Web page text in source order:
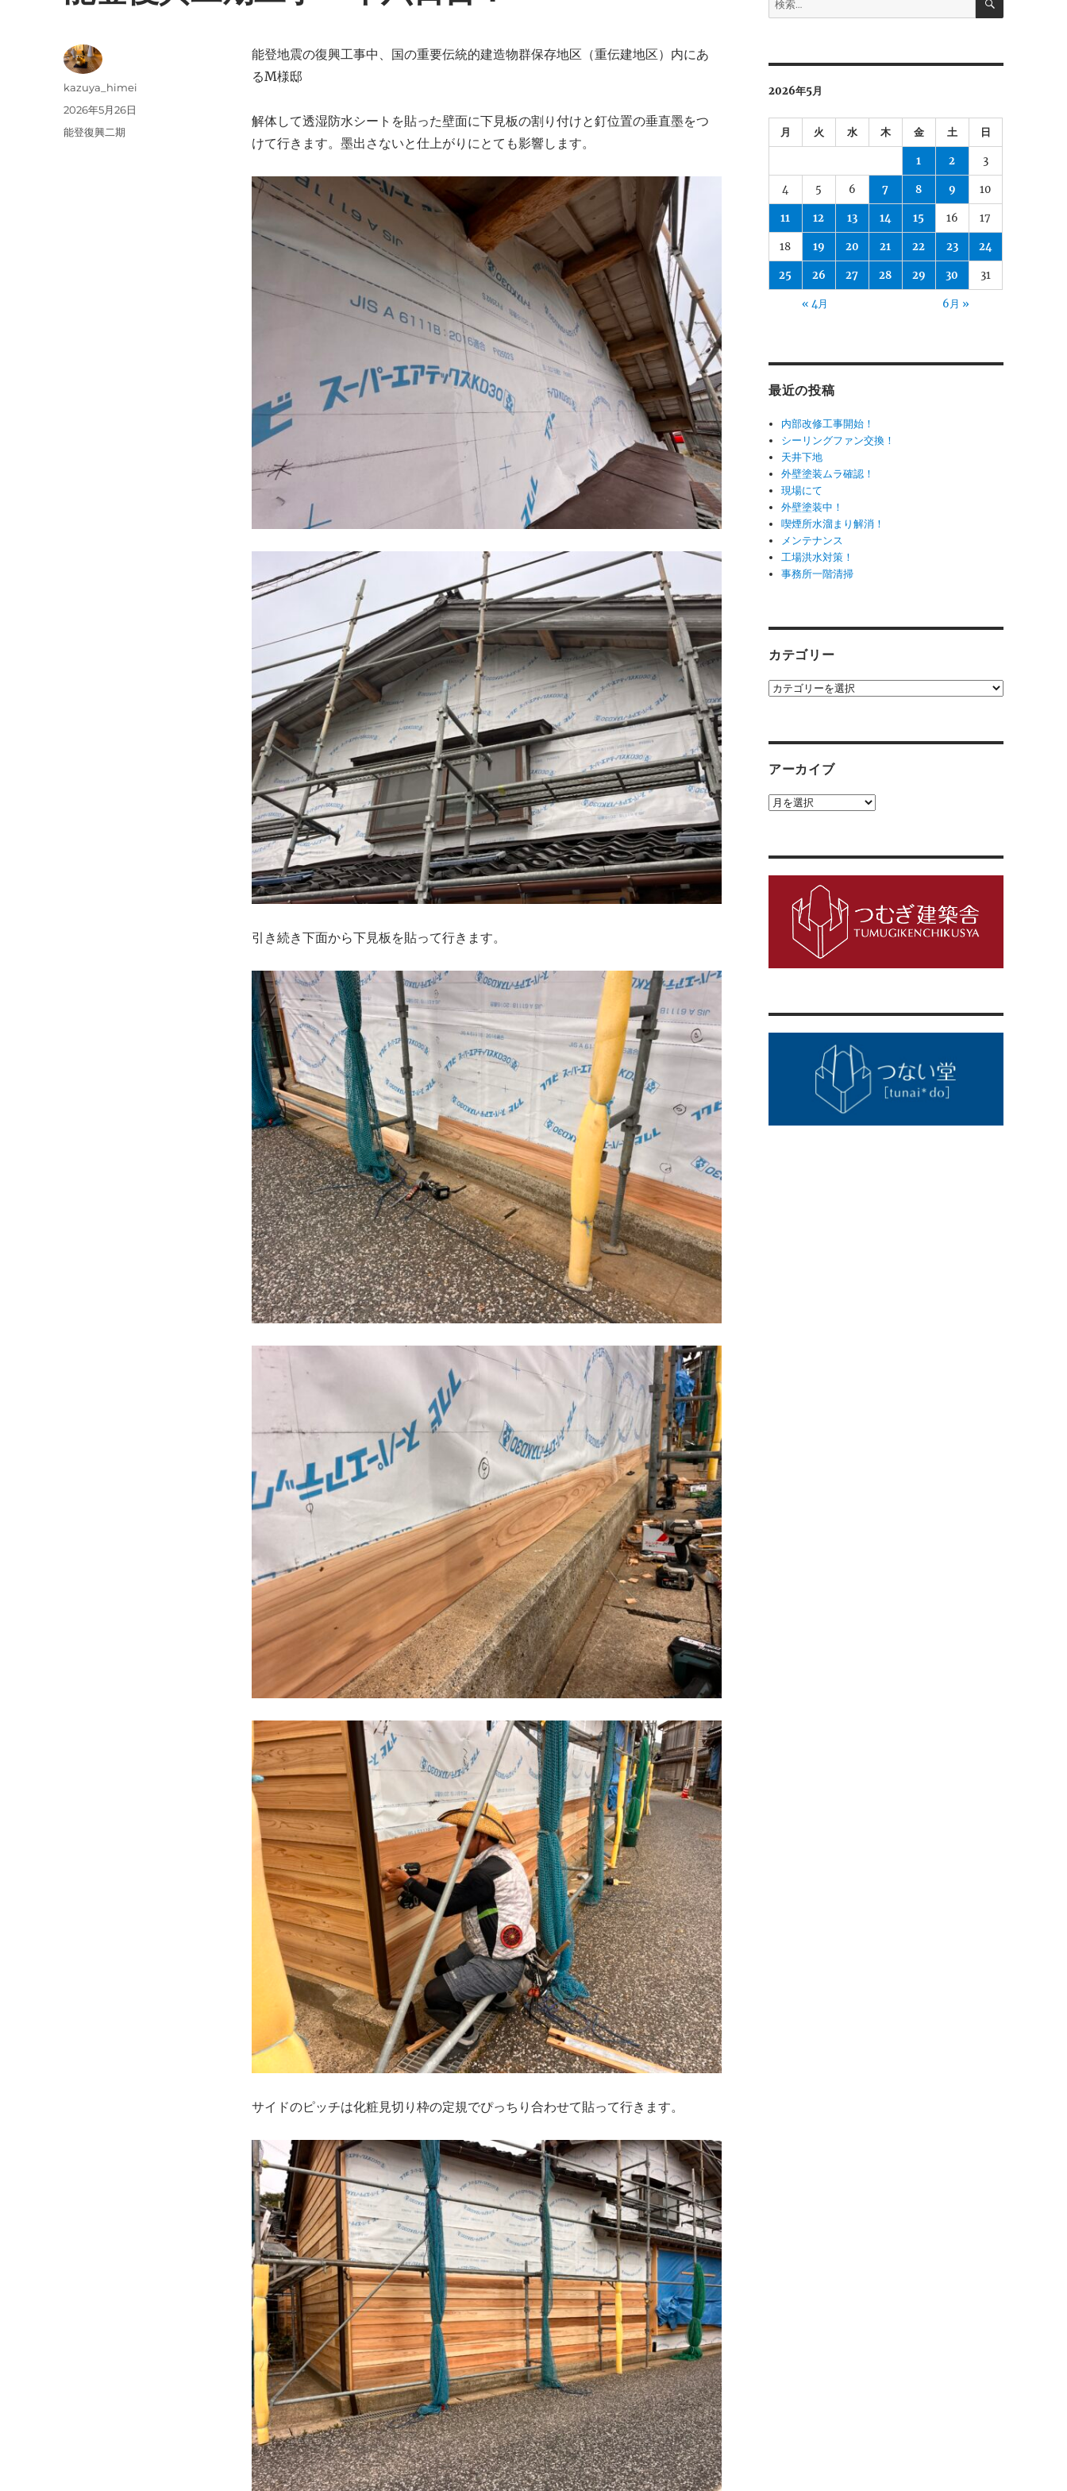
能登地震の復興工事中、国の重要伝統的建造物群保存地区（重伝建地区）内にあ
るM様邸
解体して透湿防水シートを貼った壁面に下見板の割り付けと釘位置の垂直墨をつ
けて行きます。墨出さないと仕上がりにとても影響します。
引き続き下面から下見板を貼って行きます。
サイドのピッチは化粧見切り枠の定規でぴっちり合わせて貼って行きます。
投
稿
kazuya_himei
投
稿
2026年5月26日
カ
能登復興二期
索:
2026年5月
月 火 水 木 金 土 日
1 2 3
4 5 6 7 8 9 10
11 12 13 14 15 16 17
18 19 20 21 22 23 24
25 26 27 28 29 30 31
« 4月 6月 »
最近の投稿
内部改修工事開始！
シーリングファン交換！
天井下地
外壁塗装ムラ確認！
現場にて
外壁塗装中！
喫煙所水溜まり解消！
メンテナンス
工場洪水対策！
事務所一階清掃
カテゴリー
カ
アーカイブ
ア